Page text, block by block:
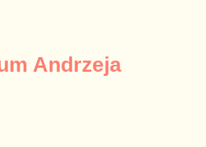
czyli czasów stalinizmu. To
gospodarczej sytuacji
premiera polskiego
Andrzeja